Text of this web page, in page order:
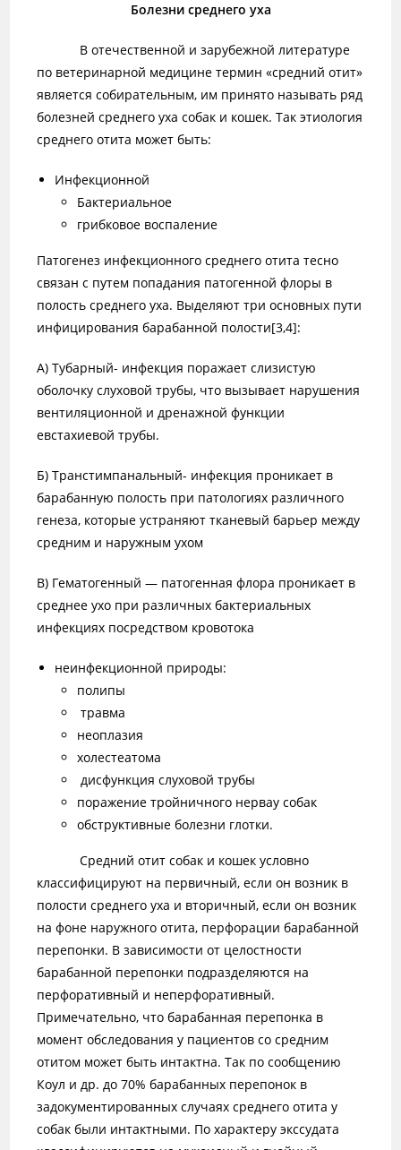
Болезни среднего уха
В отечественной и зарубежной литературе
по ветеринарной медицине термин «средний отит»
является собирательным, им принято называть ряд
болезней среднего уха собак и кошек. Так этиология
среднего отита может быть:
Инфекционной
Бактериальное
грибковое воспаление
Патогенез инфекционного среднего отита тесно
связан с путем попадания патогенной флоры в
полость среднего уха. Выделяют три основных пути
инфицирования барабанной полости[3,4]:
А) Тубарный- инфекция поражает слизистую
оболочку слуховой трубы, что вызывает нарушения
вентиляционной и дренажной функции
евстахиевой трубы.
Б) Транстимпанальный- инфекция проникает в
барабанную полость при патологиях различного
генеза, которые устраняют тканевый барьер между
средним и наружным ухом
В) Гематогенный — патогенная флора проникает в
среднее ухо при различных бактериальных
инфекциях посредством кровотока
неинфекционной природы:
полипы
травма
неоплазия
холестеатома
дисфункция слуховой трубы
поражение тройничного нервау собак
обструктивные болезни глотки.
Средний отит собак и кошек условно
классифицируют на первичный, если он возник в
полости среднего уха и вторичный, если он возник
на фоне наружного отита, перфорации барабанной
перепонки. В зависимости от целостности
барабанной перепонки подразделяются на
перфоративный и неперфоративный.
Примечательно, что барабанная перепонка в
момент обследования у пациентов со средним
отитом может быть интактна. Так по сообщению
Коул и др. до 70% барабанных перепонок в
задокументированных случаях среднего отита у
собак были интактными. По характеру экссудата